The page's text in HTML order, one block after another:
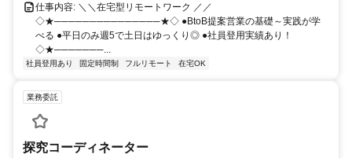
仕事内容: ＼＼在宅型リモートワーク ／／
◇★───────────────★◇ ●BtoB提案営業の基礎～実践が学
べる ●平日のみ週5で土日はゆっくり◎ ●社員登用実績あり！
◇★───────...
社員登用あり 固定時間制 フルリモート 在宅OK
業務委託
探究コーディネーター